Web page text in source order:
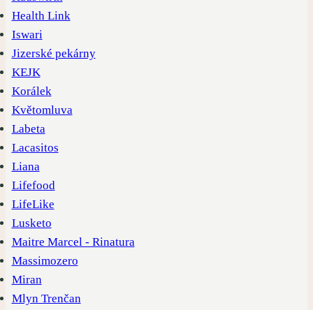
Health Link
Iswari
Jizerské pekárny
KEJK
Korálek
Květomluva
Labeta
Lacasitos
Liana
Lifefood
LifeLike
Lusketo
Maitre Marcel - Rinatura
Massimozero
Miran
Mlyn Trenčan